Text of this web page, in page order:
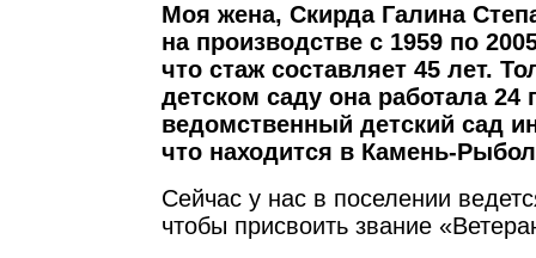
Моя жена, Скирда Галина
на производстве с 1959 по
что стаж составляет 45 лет.
детском саду она работала 24
ведомственный детский сад
что находится в Камень-
Сейчас у нас в поселении
чтобы присвоить звание